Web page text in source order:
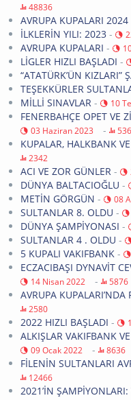
48836
AVRUPA KUPALARI 2024
İLKLERİN YILI: 2023 -
AVRUPA KUPALARI -
LİGLER HIZLI BAŞLADI -
“ATATÜRK’ÜN KIZLARI”
TEŞEKKÜRLER
MİLLİ SINAVLAR - 10
FENERBAHÇE OPET VE
03 Haziran 2023 -
KUPALAR, HALKBANK
2342
ACI VE ZOR GÜNLER -
DÜNYA BALTACIOĞLU -
METİN GÖRGÜN - 08
SULTANLAR 8. OLDU -
DÜNYA ŞAMPİYONASI -
SULTANLAR 4 . OLDU -
5 KUPALI VAKIFBANK -
ECZACIBAŞI DYNAVİT
14 Nisan 2022 - 5876
AVRUPA KUPALARI’NDA
2580
2022 HIZLI BAŞLADI -
ALKIŞLAR VAKIFBANK
09 Ocak 2022 - 8636
FİLENİN SULTANLARI
12466
2021’İN